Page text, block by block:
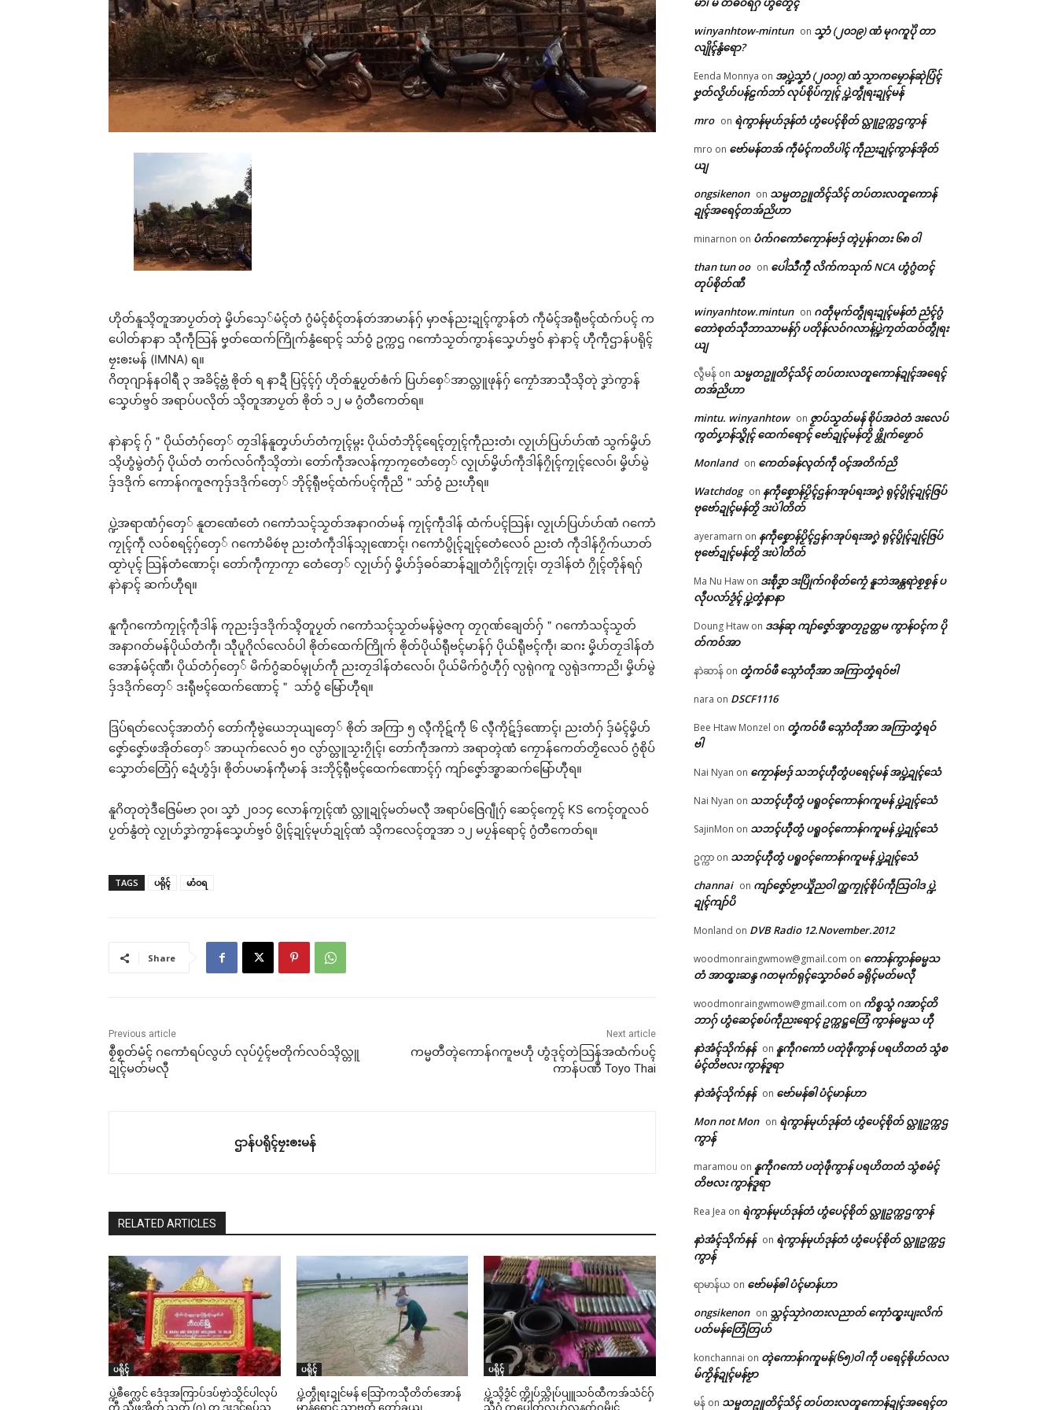
ဌာန်ပရိုၚ်ဗၠးၜးမန်
ပရိုၚ်လက္ကရဴအိုတ်
🏛 လညာတ်ပါ်ပဲါ
ဗွဳဒဳယဵု
© ဌာန်ပရိုၚ်ဗၠးၜးမန်
Related
ဝ်တံ နအလဵုဆန္ဒဇကု မိက်
ဂွံရေၚ်တၠုၚ် ကမၠောန်က္
လေၚ်ဒက်ပ္တန်တၟိဂး
ကၠောန်ဒၟံၚ်သဘၚ်ပ္တိုန်က္ဍိုၚ်
ကျာ်ဂှ် သ္ၚိတူအာ (၂) မ
April 27, 2026
ဂျဵုဂှ် သ္ၚိဒၟံၚ်မွဲမတူပၟတ်တုဲ
ဟိုတ်နူသ္ၚိတူအာပၟတ်တုဲ မၞိဟ်သှေ်မံၚ်တံ ဂွံမံၚ်စံၚ်တန်တဴအာမာန်ဂှ် မှာဇန်ညးဍုၚ်ကွာန်တံ ကဵုမံၚ်အရီုဗၚ်ထံက်ပၚ် က
ပေါတ်နာနာ သီုကဵုသြန် ဗၞတ်ထေက်ကြိုက်နွံရောၚ် သာ်ဝွံ ဥက္ကဌ ဂကောံသၟတ်ကွာန်သၞေဟ်ဗ္ဒဝ် နာဲနာၚ် ဟီုကဵုဌာန်ပရိုၚ်
ဗၠးၜးမန် (IMNA) ရ။
ဂိတုဂျာန်နဝါရဳ ၃ အခိၚ်ဗ္တံ ၜိုတ် ရ နာဍဳ ပြၚ်ၚ်ဂှ် ဟိုတ်နူပၟတ်ၜံက် ပြဟ်စှေ်အာလ္တူဖုန်ဂှ် ကၠောံအာသီုသ္ၚိတုဲ ဒၞာဲကွာန်
သၞေဟ်ဗ္ဒဝ် အရာပ်ပလိုတ် သ္ၚိတူအာပၟတ် ၜိုတ် ၁၂ မ ဂွံတီကေတ်ရ။
နာဲနာၚ် ဂှ်＂ပိုယ်တံဂှ်တှေ် တၠဒါန်နူတၞဟ်ဟ်တံကၠုၚ်မ္ဂး ပိုယ်တံဘိုၚ်ရေၚ်တၠုၚ်ကဵုညးတံ၊ လၟုဟ်ပြဟ်ဟ်ဏံ သွက်မၞိဟ်
သ္ၚိဟွံမွဲတံဂှ် ပိုယ်တံ တက်လဝ်ကဵုသ္ၚိတာဲ၊ တော်ကဵုအလန်ကၠာကၠတေံတှေ် လၟုဟ်မၞိဟ်ကဵုဒါန်ဂၠိုၚ်ကၠုၚ်လေဝ်၊ မၞိဟ်မွဲ
ဒှ်ဒဒိုက် ကောန်ဂကူဇကုဒှ်ဒဒိုက်တှေ် ဘိုၚ်ရီုဗၚ်ထံက်ပၚ်ကဵုညိ＂သာ်ဝွံ ညးဟီုရ။
ပ္ဍဲအရာဏံဂှ်တှေ် နူတဏေံတေံ ဂကောံသၚ်သၟတ်အနာဂတ်မန် ကၠုၚ်ကဵုဒါန် ထံက်ပၚ်သြန်၊ လၟုဟ်ပြဟ်ဟ်ဏံ ဂကောံ
ကၠုၚ်ကဵု လဝ်စရၚ်ဂှ်တှေ် ဂကောံမိစဴဗု ညးတံကဵုဒါန်သ္ၚုဏောၚ်၊ ဂကောံပွိုၚ်ဍုၚ်တေံလေဝ် ညးတံ ကဵုဒါန်ဂၠိက်ယာတ်
ထၟာဲပုၚ် သြန်တံဏောၚ်၊ တော်ကဵုကၠာကၠာ တေံတှေ် လၟုဟ်ဂှ် မၞိဟ်ဒှ်ဓဝ်ဆာန်ဍူတံဂၠိုၚ်ကၠုၚ်၊ တၠဒါန်တံ ဂၠိုၚ်တိုန်ရဂှ်
နာဲနာၚ် ဆက်ဟီုရ။
နူကဵုဂကောံကၠုၚ်ကဵုဒါန် ကုညးဒှ်ဒဒိုက်သ္ၚိတူပၟတ် ဂကောံသၚ်သၟတ်မန်မွဲဇကု တၠဂုဏ်ချေတ်ဂှ်＂ဂကောံသၚ်သၟတ်
အနာဂတ်မန်ပိုယ်တံကီု၊ သီုပူဂိုလ်လေဝ်ပါ ၜိုတ်ထေက်ကြိုက် ၜိုတ်ပိုယ်ရီုဗၚ်မာန်ဂှ် ပိုယ်ရီုဗၚ်ကဵု၊ ဆဂး မၞိဟ်တၠဒါန်တံ
အောန်မံၚ်ဏီ၊ ပိုယ်တံဂှ်တှေ် မိက်ဂွံဆဝ်မ္ၚုဟ်ကဵု ညးတၠဒါန်တံလေဝ်၊ ပိုယ်မိက်ဂွံဟီုဂှ် လ္ပရုဲဂကူ လ္ပရုဲဒကာညိ၊ မၞိဟ်မွဲ
ဒှ်ဒဒိုက်တှေ် ဒးရီုဗၚ်ထေက်ဏောၚ်＂ သာ်ဝွံ မြော်ဟီုရ။
ဒြပ်ရတ်လေၚ်အာတံဂှ် တော်ကဵုဗွဲယေဘုယျတှေ် ၜိုတ် အကြာ ၅ လ္ၚီကိုဋ်ကဵု ၆ လ္ၚီကိုဋ်ဒှ်ဏောၚ်၊ ညးတံဂှ် ဒှ်မံၚ်မၞိဟ်
ဇၞော်ဇၞော်ဖအိုတ်တှေ် အာယုက်လေဝ် ၅၀ လ္ပာ်လ္တူသၟးဂၠိုၚ်၊ တော်ကဵုအကာဲ အရာတ္ၚဲဏံ ကၠောန်ကေတ်တၟိလေဝ် ဂွံစိုပ်
သၞောတ်တြေံဂှ် ဍေံဟွံဒှ်၊ ၜိုတ်ပမာန်ကဵုမာန် ဒးဘိုၚ်ရီုဗၚ်ထေက်ဏောၚ်ဂှ် ကျာ်ဇၞော်အ္စာဆက်မြော်ဟီုရ။
နူဂိတုတုဲဒဳဇြေမ်ဗာ ၃၀၊ သၞာံ ၂၀၁၄ လောန်ကၠုၚ်ဏံ လ္တူဍုၚ်မတ်မလီု အရာပ်ဇြေဂျဵုဂှ် ဆေၚ်ကၠေၚ် KS ကေၚ်တူလဝ်
ပၟတ်နွံတုဲ လၟုဟ်ဒၞာဲကွာန်သၞေဟ်ဗ္ဒဝ် ပွိုၚ်ဍုၚ်မုဟ်ဍုၚ်ဏံ သ္ၚိကလေၚ်တူအာ ၁၂ မပၠန်ရောၚ် ဂွံတီကေတ်ရ။
TAGS ပရိုၚ် မာံဝရ
Share
Previous article
စၟဳစၟတ်မံၚ် ဂကောံရပ်လွဟ် လုပ်ပၠံၚ်ဗတိုက်လဝ်သ္ၚိလ္တူ
ဍုၚ်မတ်မလီု
Next article
ကမ္မတဳတ္ၚဲကောန်ဂကူဗဟဵု ဟွံဒုၚ်တဲသြန်အထံက်ပၚ်
ကာန်ပဏဳ Toyo Thai
ဌာန်ပရိုၚ်ဗၠးၜးမန်
RELATED ARTICLES
ပရိုၚ်
ပ္ဍဲၜဳက္လေင် ဒေံဒုအကြာပ်ဒပ်ဗၠာဲသၟိင်ပါလုပ်
ကီု သီုဖအိုတ် သၟတ် (၇) တၠ ဒးဒုင်ရပ်သ္ပ
ပရိုၚ်
ပ္ဍဲတွဵုရးဍုင်မန် သြောံကသီုတိတ်အောန်
မာန်ရောင် သၟာဗ္ၚတံ တော်ခယျ
ပရိုၚ်
ပ္ဍဲသ္ၚိဒၟံင် က္ဍိုပ်သ္ကိုပ်ပျူသဝ်ထဳကအ်သံင်ဂှ်
သီဂွံ ကပေါတ်လွဟ်လနက်ဂမၠိုင်
winyanhtow-mintun on သၞာံ (၂၀၁၉) ဏံ မုဂကူပိုဲ တာ
လျိုၚ်နွံရော?
Eenda Monnya on အပ္ဍဲသၞာံ (၂၀၁၇) ဏံ သၟာကမၠောန်ဆုဲပြံၚ်
ဗၞတ်လၟိဟ်ပန်ဠက်ဘာ် လုပ်စိုပ်ကၠုၚ် ပ္ဍဲတွဵုရးဍုၚ်မန်
mro on ရဲကွာန်မုဟ်ဒုန်တံ ဟွံပေၚ်စိုတ် လ္တူဥက္ကဌကွာန်
mro on ဗော်မန်တအ် ကဵုမံၚ်ကတိပါၚ် ကဵုညးဍုၚ်ကွာန်အိုတ်
ယျ
ongsikenon on သမ္မတဥူတိၚ်သိၚ် တပ်တးလတူကောန်
ဍုၚ်အရေၚ်တအ်ညိဟာ
minarnon on ပံက်ဂကောံကၠောန်ဗဒှ် တ္ၚဲပၠန်ဂတး ၆၈ ဝါ
than tun oo on ပေါဲသဳကၠဳ လိက်ကသုက် NCA ဟွံဂွံတၚ်
တုပ်စိုတ်ဏီ
winyanhtow.mintun on ဂတဵုမုက်တွဵုရးဍုၚ်မန်တံ ညံၚ်ဂွံ
တောဲစုတ်သီုဘာသာမန်ဂှ် ပတိုန်လဝ်ဂလာန်ပ္ဍဲကၠတ်ထဝ်တွဵုရး
ယျ
လွီမန် on သမ္မတဥူတိၚ်သိၚ် တပ်တးလတူကောန်ဍုၚ်အရေၚ်
တအ်ညိဟာ
mintu. winyanhtow on ဇၟာပ်သၟတ်မန် စိုပ်အဝဲတံ ဒးလေပ်
ကွတ်ပၞာန်သ္ဇိုၚ် ထေက်ရောၚ် ဗော်ဍုၚ်မန်တၟိ ဖ္တိုက်ဖၟောဝ်
Monland on ကေတ်ခန်လ္ၚတ်ကဵု ၀ၚ်အတိက်ညိ
Watchdog on နကဵုစၞောန်ပၟိၚ်ဌန်ဂအုပ်ရးအဂၞဲ ရုၚ်ပွိုၚ်ဍုၚ်ဇြပ်
ဗုဗော်ဍုၚ်မန်တၟိ ဒးပဲါတိတ်
ayeramarn on နကဵုစၞောန်ပၟိၚ်ဌန်ဂအုပ်ရးအဂၞဲ ရုၚ်ပွိုၚ်ဍုၚ်ဇြပ်
ဗုဗော်ဍုၚ်မန်တၟိ ဒးပဲါတိတ်
Ma Nu Haw on ဒးစဵုဒၞာ ဒးပြိုက်ဂစိုတ်ကၠေံ နူဘဲအန္တရာဲစၟစၟန် ပ
လီုပလာ်ဒၟံၚ် ပ္ဍဲတၞံနာနာ
Doung Htaw on ဒဒန်ဆု ကျာ်ဇၞော်အ္စာတၠဥတ္တမ ကွာန်ဝၚ်က ပို
တ်ကဝ်အာ
နာဲဆာန် on တၞံကဝ်ဖီ သ္ဂောံတဵုအာ အကြာတၞံရဝ်ဗါ
nara on DSCF1116
Bee Htaw Monzel on တၞံကဝ်ဖီ သ္ဂောံတဵုအာ အကြာတၞံရဝ်
ဗါ
Nai Nyan on ကၠောန်ဗဒှ် သဘၚ်ဟီုတွံပရေၚ်မန် အပ္ဍဲဍုၚ်သေံ
Nai Nyan on သဘၚ်ဟီုတွံ ပရူဝၚ်ကောန်ဂကူမန် ပ္ဍဲဍုၚ်သေံ
SajinMon on သဘၚ်ဟီုတွံ ပရူဝၚ်ကောန်ဂကူမန် ပ္ဍဲဍုၚ်သေံ
ဥက္ကာ on သဘၚ်ဟီုတွံ ပရူဝၚ်ကောန်ဂကူမန် ပ္ဍဲဍုၚ်သေံ
channai on ကျာ်ဇၞော်ဗၟာယှိုဲညဝါ က္ညကၠုၚ်စိုပ်ကဵုသြဝါဒ ပ္ဍဲ
ဍုၚ်ကျာ်ပိ
Monland on DVB Radio 12.November.2012
woodmonraingwmow@gmail.com on ကောန်ကွာန်ဓမ္မသ
တံ အာထ္ၜးဆန္ဒ ဂတမုက်ရုၚ်သၞောဝ်ဓဝ် ခရိုၚ်မတ်မလီု
woodmonraingwmow@gmail.com on ကိစ္စသွံ ဂအာၚ်တိ
ဘာဂှ် ဟွံဆေၚ်စပ်ကဵုညးရောၚ် ဥက္ကဋ္ဌတြေံ ကွာန်ဓမ္မသ ဟီု
နာဲအံၚ်သိုက်နန် on နူကဵုဂကောံ ပတုဲဖဵုကွာန် ပရဟိတတံ သွံစ
မံၚ်တိဗလး ကွာန်ဒူရာ
နာဲအံၚ်သိုက်နန် on ဗော်မန်ၜါ ပံၚ်မာန်ဟာ
Mon not Mon on ရဲကွာန်မုဟ်ဒုန်တံ ဟွံပေၚ်စိုတ် လ္တူဥက္ကဌ
ကွာန်
maramou on နူကဵုဂကောံ ပတုဲဖဵုကွာန် ပရဟိတတံ သွံစမံၚ်
တိဗလး ကွာန်ဒူရာ
Rea Jea on ရဲကွာန်မုဟ်ဒုန်တံ ဟွံပေၚ်စိုတ် လ္တူဥက္ကဌကွာန်
နာဲအံၚ်သိုက်နန် on ရဲကွာန်မုဟ်ဒုန်တံ ဟွံပေၚ်စိုတ် လ္တူဥက္ကဌ
ကွာန်
ရာမာန်ယ on ဗော်မန်ၜါ ပံၚ်မာန်ဟာ
ongsikenon on သ္ဘၚ်သၠာဲဂတးလညာတ် ကေုာံထ္ၜးပျးလိက်
ပတ်မန်တြေံတြဟ်
konchannai on တ္ၚဲကောန်ဂကူမန်(၆၅)ဝါ ကဵု ပရေၚ်ၜိုဟ်လလ
မ်ကၟိန်ဍုၚ်မန်ဗၟာ
မန် on သမ္မတဥူတိၚ်သိၚ် တပ်တးလတူကောန်ဍုၚ်အရေၚ်တ